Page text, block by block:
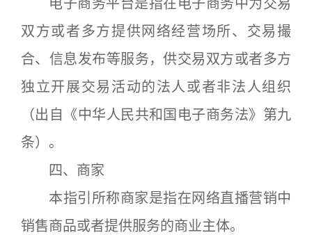
双方或者多方提供网络经营场所、交易撮
合、信息发布等服务，供交易双方或者多方
独立开展交易活动的法人或者非法人组织
（出自《中华人民共和国电子商务法》第九
条）。
四、商家
本指引所称商家是指在网络直播营销中
销售商品或者提供服务的商业主体。